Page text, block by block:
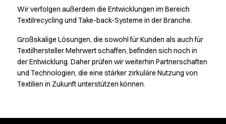
Wir verfolgen außerdem die Entwicklungen im Bereich
Textilrecycling und Take-back-Systeme in der Branche.
Großskalige Lösungen, die sowohl für Kunden als auch für
Textilhersteller Mehrwert schaffen, befinden sich noch in
der Entwicklung. Daher prüfen wir weiterhin Partnerschaften
und Technologien, die eine stärker zirkuläre Nutzung von
Textilien in Zukunft unterstützen können.